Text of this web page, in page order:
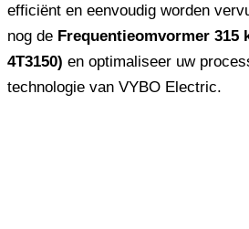
efficiënt en eenvoudig worden
nog de Frequentieomvormer 315
4T3150) en optimaliseer uw
technologie van VYBO Electric.